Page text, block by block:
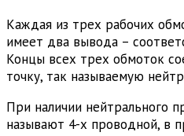
Каждая из трех рабочих
имеет два вывода –
Концы всех трех обмоток
точку, так называемую
При наличии нейтрального
называют 4-х проводной, в